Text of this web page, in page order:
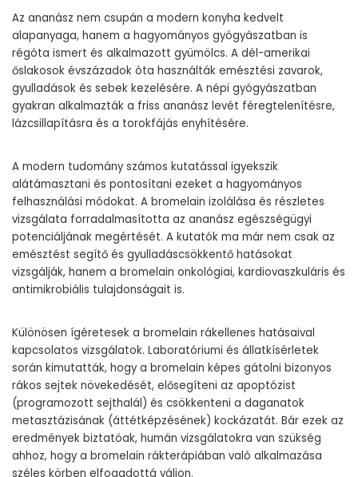
Az ananász nem csupán a modern konyha kedvelt
alapanyaga, hanem a hagyományos gyógyászatban is
régóta ismert és alkalmazott gyümölcs. A dél-amerikai
őslakosok évszázadok óta használták emésztési zavarok,
gyulladások és sebek kezelésére. A népi gyógyászatban
gyakran alkalmazták a friss ananász levét féregtelenítésre,
lázcsillapításra és a torokfájás enyhítésére.
A modern tudomány számos kutatással igyekszik
alátámasztani és pontosítani ezeket a hagyományos
felhasználási módokat. A bromelain izolálása és részletes
vizsgálata forradalmasította az ananász egészségügyi
potenciáljának megértését. A kutatók ma már nem csak az
emésztést segítő és gyulladáscsökkentő hatásokat
vizsgálják, hanem a bromelain onkológiai, kardiovaszkuláris és
antimikrobiális tulajdonságait is.
Különösen ígéretesek a bromelain rákellenes hatásaival
kapcsolatos vizsgálatok. Laboratóriumi és állatkísérletek
során kimutatták, hogy a bromelain képes gátolni bizonyos
rákos sejtek növekedését, elősegíteni az apoptózist
(programozott sejthalál) és csökkenteni a daganatok
metasztázisának (áttétképzésének) kockázatát. Bár ezek az
eredmények biztatóak, humán vizsgálatokra van szükség
ahhoz, hogy a bromelain rákterápiában való alkalmazása
széles körben elfogadottá váljon.